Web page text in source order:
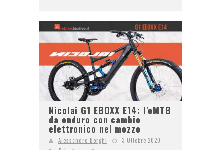
Nicolai G1 EBOXX E14: l’eMTB
da enduro con cambio
elettronico nel mozzo
Alessandro Borghi
3 Ottobre 2020